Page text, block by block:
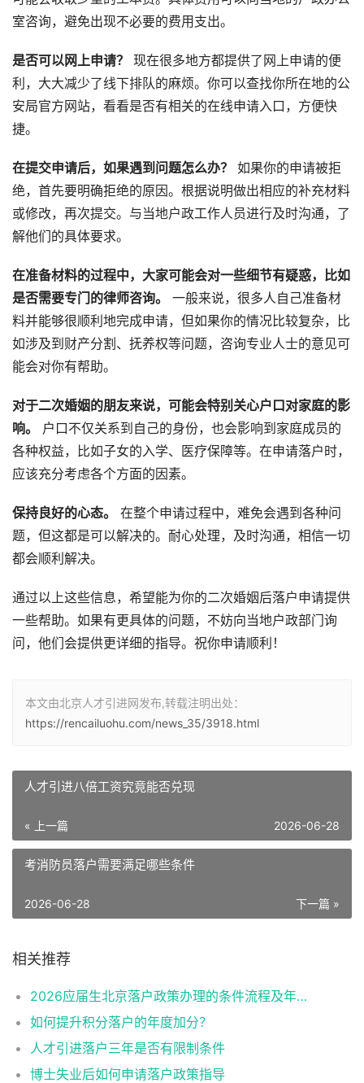
室咨询，避免出现不必要的费用支出。
是否可以网上申请？
现在很多地方都提供了网上申请的便
利，大大减少了线下排队的麻烦。你可以查找你所在地的公
安局官方网站，看看是否有相关的在线申请入口，方便快
捷。
在提交申请后，如果遇到问题怎么办？
如果你的申请被拒
绝，首先要明确拒绝的原因。根据说明做出相应的补充材料
或修改，再次提交。与当地户政工作人员进行及时沟通，了
解他们的具体要求。
在准备材料的过程中，大家可能会对一些细节有疑惑，比如
是否需要专门的律师咨询。
一般来说，很多人自己准备材
料并能够很顺利地完成申请，但如果你的情况比较复杂，比
如涉及到财产分割、抚养权等问题，咨询专业人士的意见可
能会对你有帮助。
对于二次婚姻的朋友来说，可能会特别关心户口对家庭的影
响。
户口不仅关系到自己的身份，也会影响到家庭成员的
各种权益，比如子女的入学、医疗保障等。在申请落户时，
应该充分考虑各个方面的因素。
保持良好的心态。
在整个申请过程中，难免会遇到各种问
题，但这都是可以解决的。耐心处理，及时沟通，相信一切
都会顺利解决。
通过以上这些信息，希望能为你的二次婚姻后落户申请提供
一些帮助。如果有更具体的问题，不妨向当地户政部门询
问，他们会提供更详细的指导。祝你申请顺利！
本文由北京人才引进网发布,转载注明出处：
https://rencailuohu.com/news_35/3918.html
人才引进八倍工资究竟能否兑现
« 上一篇 2026-06-28
考消防员落户需要满足哪些条件
下一篇 »
2026-06-28
相关推荐
2026应届生北京落户政策办理的条件流程及年龄限制
如何提升积分落户的年度加分？
人才引进落户三年是否有限制条件
博士失业后如何申请落户政策指导